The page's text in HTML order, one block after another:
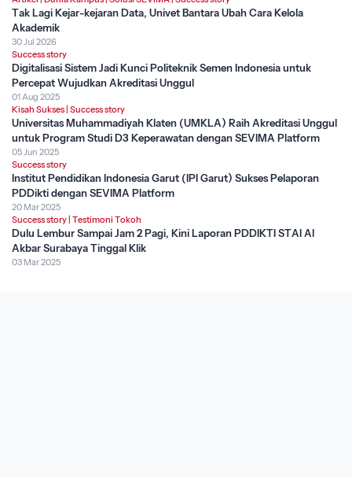
Tak Lagi Kejar-kejaran Data, Univet Bantara Ubah Cara Kelola
Akademik
30 Jul 2026
Success story
Digitalisasi Sistem Jadi Kunci Politeknik Semen Indonesia untuk
Percepat Wujudkan Akreditasi Unggul
01 Aug 2025
Kisah Sukses | Success story
Universitas Muhammadiyah Klaten (UMKLA) Raih Akreditasi Unggul
untuk Program Studi D3 Keperawatan dengan SEVIMA Platform
05 Jun 2025
Success story
Institut Pendidikan Indonesia Garut (IPI Garut) Sukses Pelaporan
PDDikti dengan SEVIMA Platform
20 Mar 2025
Success story | Testimoni Tokoh
Dulu Lembur Sampai Jam 2 Pagi, Kini Laporan PDDIKTI STAI Al
Akbar Surabaya Tinggal Klik
03 Mar 2025